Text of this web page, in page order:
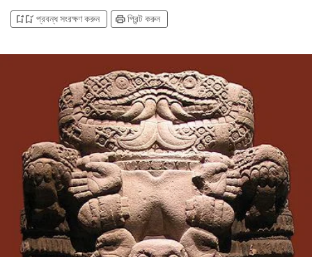
bookmark_addbookmark_added প্রবন্ধ সংরক্ষণ করুন printপ্রিন্ট করুন